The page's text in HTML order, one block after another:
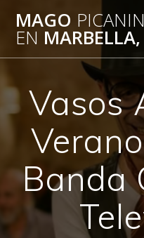
MAGO
EN MARBELLA,
Vasos
Banda